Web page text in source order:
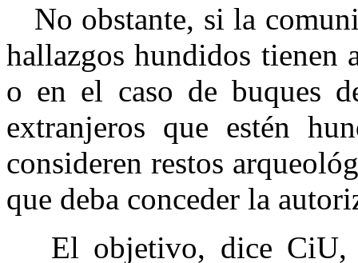
No obstante, si la
hallazgos hundidos
o en el caso de buques
extranjeros que estén
consideren restos
que deba conceder la
El objetivo, dice CiU,